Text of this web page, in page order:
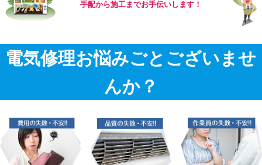
手配から施工までお手伝いします！
電気修理お悩みごとございませ
んか？